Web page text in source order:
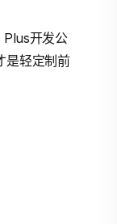
开发公
是轻定制前